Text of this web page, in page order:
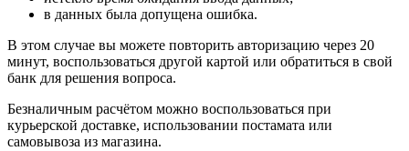
в данных была допущена ошибка.
В этом случае вы можете повторить авторизацию через 20
минут, воспользоваться другой картой или обратиться в свой
банк для решения вопроса.
Безналичным расчётом можно воспользоваться при
курьерской доставке, использовании постамата или
самовывоза из магазина.